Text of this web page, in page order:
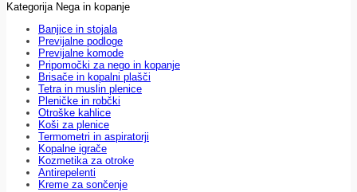
Kategorija Nega in kopanje
Banjice in stojala
Previjalne podloge
Previjalne komode
Pripomočki za nego in kopanje
Brisače in kopalni plašči
Tetra in muslin plenice
Pleničke in robčki
Otroške kahlice
Koši za plenice
Termometri in aspiratorji
Kopalne igrače
Kozmetika za otroke
Antirepelenti
Kreme za sončenje